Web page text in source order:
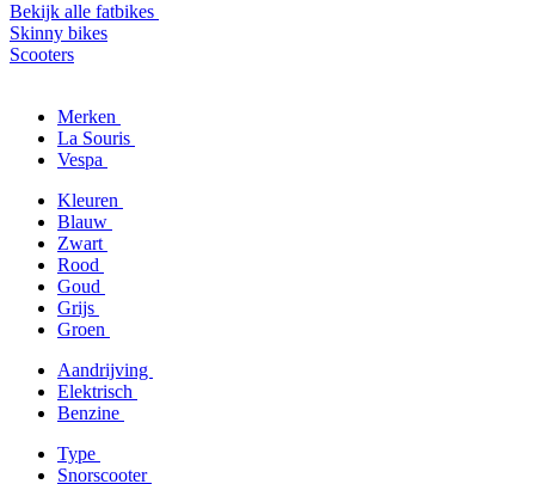
Bekijk alle fatbikes
Skinny bikes
Scooters
Merken
La Souris
Vespa
Kleuren
Blauw
Zwart
Rood
Goud
Grijs
Groen
Aandrijving
Elektrisch
Benzine
Type
Snorscooter